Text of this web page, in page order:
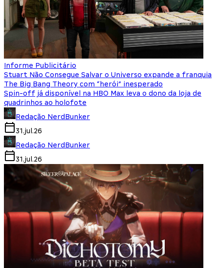
Informe Publicitário
Stuart Não Consegue Salvar o Universo expande a franquia
The Big Bang Theory com “herói” inesperado
Spin-off já disponível na HBO Max leva o dono da loja de
quadrinhos ao holofote
Redação NerdBunker
31.jul.26
Redação NerdBunker
31.jul.26